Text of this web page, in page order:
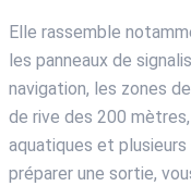
Elle rassemble
les panneaux de
navigation, les zones
de rive des 200
aquatiques et
préparer une sortie,